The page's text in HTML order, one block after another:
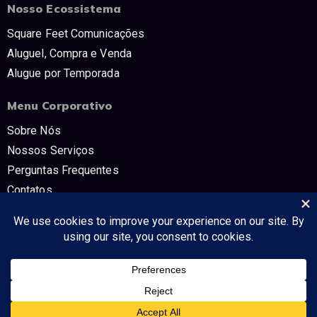
Nosso Ecossistema
Square Feet Comunicações
Aluguel, Compra e Venda
Alugue por Temporada
Menu Corporativo
Sobre Nós
Nossos Serviços
Perguntas Frequentes
Contatos
Políticas e Termos
CNPJ: 54.298.853/0001-80 SQUARE FEET COMUNICAÇÔES E TV -
Tudo no mercado imobiliário!